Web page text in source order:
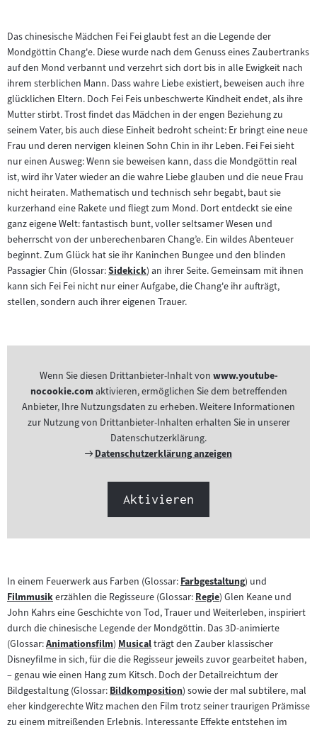
Das chinesische Mädchen Fei Fei glaubt fest an die Legende der
Mondgöttin Chang'e. Diese wurde nach dem Genuss eines Zaubertranks
auf den Mond verbannt und verzehrt sich dort bis in alle Ewigkeit nach
ihrem sterblichen Mann. Dass wahre Liebe existiert, beweisen auch ihre
glücklichen Eltern. Doch Fei Feis unbeschwerte Kindheit endet, als ihre
Mutter stirbt. Trost findet das Mädchen in der engen Beziehung zu
seinem Vater, bis auch diese Einheit bedroht scheint: Er bringt eine neue
Frau und deren nervigen kleinen Sohn Chin in ihr Leben. Fei Fei sieht
nur einen Ausweg: Wenn sie beweisen kann, dass die Mondgöttin real
ist, wird ihr Vater wieder an die wahre Liebe glauben und die neue Frau
nicht heiraten. Mathematisch und technisch sehr begabt, baut sie
kurzerhand eine Rakete und fliegt zum Mond. Dort entdeckt sie eine
ganz eigene Welt: fantastisch bunt, voller seltsamer Wesen und
beherrscht von der unberechenbaren Chang’e. Ein wildes Abenteuer
beginnt. Zum Glück hat sie ihr Kaninchen Bungee und den blinden
Passagier Chin (Glossar:Zum
Inhalt:
Sidekick) an ihrer Seite. Gemeinsam mit ihnen
kann sich Fei Fei nicht nur einer Aufgabe, die Chang'e ihr aufträgt,
stellen, sondern auch ihrer eigenen Trauer.
Wenn Sie diesen Drittanbieter-Inhalt von www.youtube-
nocookie.comaktivieren, ermöglichen Sie dem betreffenden
Anbieter, Ihre Nutzungsdaten zu erheben. Weitere Informationen
zur Nutzung von Drittanbieter-Inhalten erhalten Sie in unserer
Datenschutzerklärung.
Externer
Datenschutzerklärung anzeigen
Aktivieren
In einem Feuerwerk aus Farben (Glossar:Zum
Inhalt:
Farbgestaltung) und
Zum
Inhalt:
Filmmusikerzählen die Regisseure (Glossar:Zum
Inhalt:
Regie) Glen Keane und
John Kahrs eine Geschichte von Tod, Trauer und Weiterleben, inspiriert
durch die chinesische Legende der Mondgöttin. Das 3D-animierte
(Glossar:Zum
Inhalt:
Animationsfilm) Zum
Inhalt:
Musicalträgt den Zauber klassischer
Disneyfilme in sich, für die die Regisseur jeweils zuvor gearbeitet haben,
– genau wie einen Hang zum Kitsch. Doch der Detailreichtum der
Bildgestaltung (Glossar:Zum
Inhalt:
Bildkomposition) sowie der mal subtilere, mal
eher kindgerechte Witz machen den Film trotz seiner traurigen Prämisse
zu einem mitreißenden Erlebnis. Interessante Effekte entstehen im